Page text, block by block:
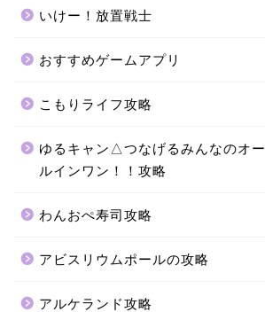
いけー！放置戦士
おすすめゲームアプリ
こもりライフ攻略
ゆるキャン△つなげるみんなのオー
ルインワン！！攻略
わんおぺ寿司攻略
アビスリウムポールの攻略
アルケランド攻略